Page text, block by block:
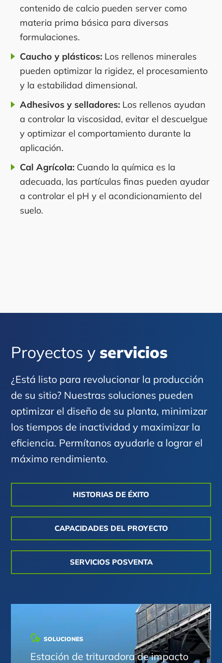
contenido de calcio pueden server como
materia prima básica para diversas
formulaciones.
Caucho y plásticos: Los rellenos minerales
pueden optimizar la rigidez, el procesamiento
y la estabilidad dimensional.
Adhesivos y selladores: Los rellenos ayudan
a controlar la viscosidad, evitar el descuelgue
y optimizar el comportamiento durante la
aplicación.
Cal Agrícola: Cuando la química es la
adecuada, las partículas finas pueden ayudar
a controlar el pH y el acondicionamiento del
suelo.
Proyectos y servicios
¿Está listo para revolucionar la producción
de su sitio? Nuestras soluciones pueden
optimizar el diseño de su planta, minimizar
los tiempos de inactividad y maximizar la
eficiencia. Permítanos ayudarle a lograr el
máximo rendimiento.
HISTORIAS DE ÉXITO
CAPACIDADES DEL PROYECTO
SERVICIOS POSVENTA
SOLUCIONES
Estación de trituradora de impacto